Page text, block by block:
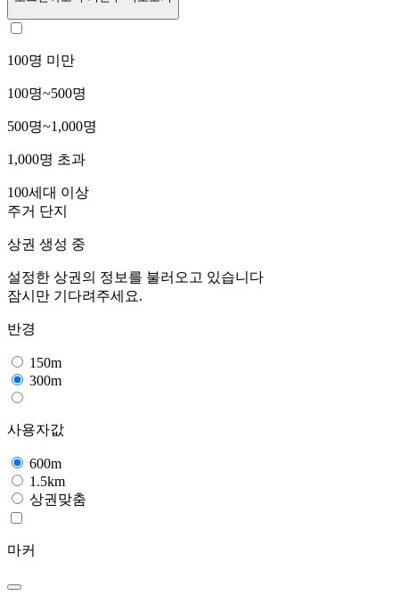
100명 미만
100명~500명
500명~1,000명
1,000명 초과
100세대 이상
주거 단지
상권 생성 중
설정한 상권의 정보를 불러오고 있습니다
잠시만 기다려주세요.
반경
150m
300m
사용자값
600m
1.5km
상권맞춤
마커